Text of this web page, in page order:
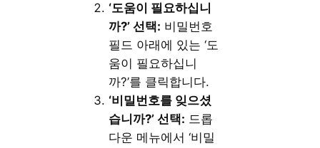
‘도움이 필요하십니
까?’ 선택: 비밀번호
필드 아래에 있는 ‘도
움이 필요하십니
까?’를 클릭합니다.
‘비밀번호를 잊으셨
습니까?’ 선택: 드롭
다운 메뉴에서 ‘비밀